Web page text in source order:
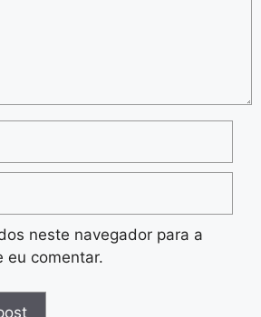
neste navegador para a
eu comentar.